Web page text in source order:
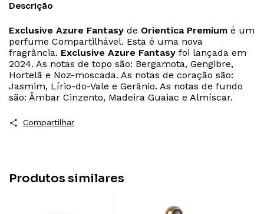
Descrição
Exclusive Azure Fantasy de Orientica Premium é um
perfume Compartilhável. Esta é uma nova
fragrância. Exclusive Azure Fantasy foi lançada em
2024. As notas de topo são: Bergamota, Gengibre,
Hortelã e Noz-moscada. As notas de coração são:
Jasmim, Lírio-do-Vale e Gerânio. As notas de fundo
são: Âmbar Cinzento, Madeira Guaiac e Almíscar.
Compartilhar
Produtos similares